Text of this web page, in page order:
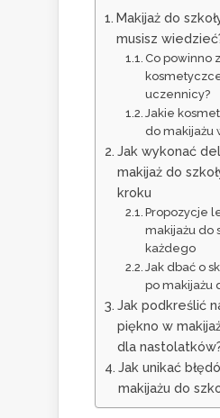
Makijaż do
musisz
Co powinno
uczennicy?
Jakie
do makijażu
Jak wykonać
makijaż do
kroku
Propozycje
makijażu do
każdego
Jak dbać o
po makijażu
Jak podkreślić
piękno w
dla
Jak unikać
makijażu do